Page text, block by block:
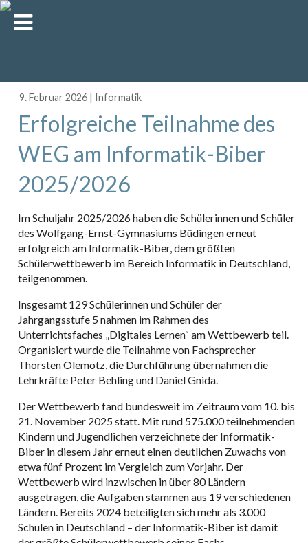
9. Februar 2026 | Informatik
Erfolgreiche Teilnahme des
WEG am Informatik-Biber
2025/2026
Im Schuljahr 2025/2026 haben die Schülerinnen und Schüler
des Wolfgang-Ernst-Gymnasiums Büdingen erneut
erfolgreich am Informatik-Biber, dem größten
Schülerwettbewerb im Bereich Informatik in Deutschland,
teilgenommen.
Insgesamt 129 Schülerinnen und Schüler der
Jahrgangsstufe 5 nahmen im Rahmen des
Unterrichtsfaches „Digitales Lernen“ am Wettbewerb teil.
Organisiert wurde die Teilnahme von Fachsprecher
Thorsten Olemotz, die Durchführung übernahmen die
Lehrkräfte Peter Behling und Daniel Gnida.
Der Wettbewerb fand bundesweit im Zeitraum vom 10. bis
21. November 2025 statt. Mit rund 575.000 teilnehmenden
Kindern und Jugendlichen verzeichnete der Informatik-
Biber in diesem Jahr erneut einen deutlichen Zuwachs von
etwa fünf Prozent im Vergleich zum Vorjahr. Der
Wettbewerb wird inzwischen in über 80 Ländern
ausgetragen, die Aufgaben stammen aus 19 verschiedenen
Ländern. Bereits 2024 beteiligten sich mehr als 3.000
Schulen in Deutschland – der Informatik-Biber ist damit